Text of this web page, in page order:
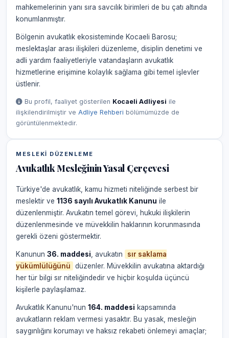
mahkemelerinin yanı sıra savcılık birimleri de bu çatı altında
konumlanmıştır.
Bölgenin avukatlık ekosisteminde Kocaeli Barosu;
meslektaşlar arası ilişkileri düzenleme, disiplin denetimi ve
adli yardım faaliyetleriyle vatandaşların avukatlık
hizmetlerine erişimine kolaylık sağlama gibi temel işlevler
üstlenir.
Bu profil, faaliyet gösterilen Kocaeli Adliyesi ile
ilişkilendirilmiştir ve Adliye Rehberi bölümümüzde de
görüntülenmektedir.
MESLEKI DÜZENLEME
Avukatlık Mesleğinin Yasal Çerçevesi
Türkiye'de avukatlık, kamu hizmeti niteliğinde serbest bir
meslektir ve 1136 sayılı Avukatlık Kanunu ile
düzenlenmiştir. Avukatın temel görevi, hukuki ilişkilerin
düzenlenmesinde ve müvekkilin haklarının korunmasında
gerekli özeni göstermektir.
Kanunun 36. maddesi , avukatın
sır saklama
yükümlülüğünü
düzenler. Müvekkilin avukatına aktardığı
her tür bilgi sır niteliğindedir ve hiçbir koşulda üçüncü
kişilerle paylaşılamaz.
Avukatlık Kanunu'nun 164. maddesi kapsamında
avukatların reklam vermesi yasaktır. Bu yasak, mesleğin
saygınlığını korumayı ve haksız rekabeti önlemeyi amaçlar;